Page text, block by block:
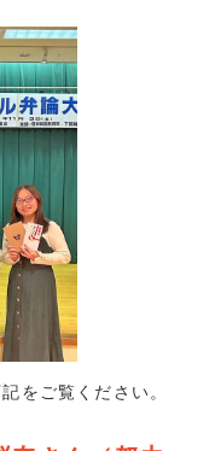
をご覧ください。